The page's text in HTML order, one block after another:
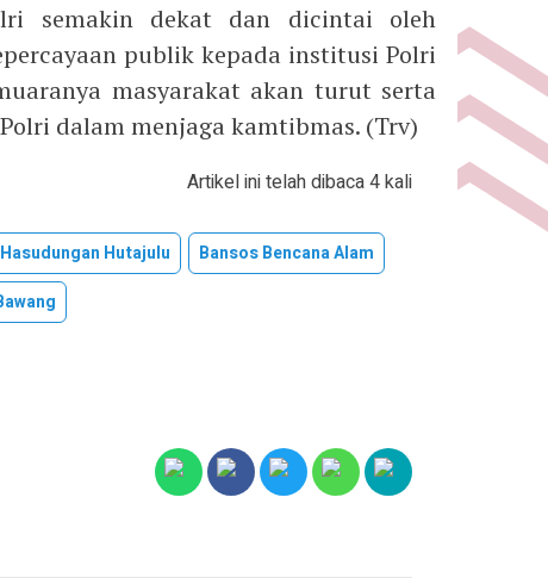
semakin dekat dan dicintai oleh
publik kepada institusi Polri
masyarakat akan turut serta
dalam menjaga kamtibmas. (Trv)
Artikel ini telah dibaca 4 kali
Hutajulu
Bansos Bencana Alam